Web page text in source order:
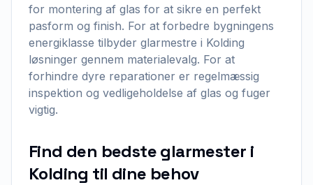
for montering af glas for at sikre en perfekt
pasform og finish. For at forbedre bygningens
energiklasse tilbyder glarmestre i Kolding
løsninger gennem materialevalg. For at
forhindre dyre reparationer er regelmæssig
inspektion og vedligeholdelse af glas og fuger
vigtig.
Find den bedste glarmester i
Kolding til dine behov